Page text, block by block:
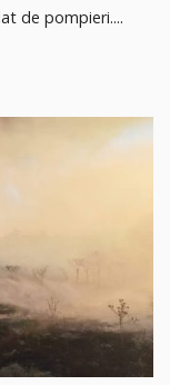
de pompieri....